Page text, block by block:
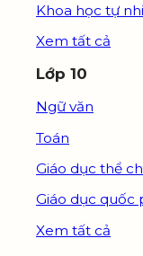
Khoa học tự
Xem tất cả
Lớp 10
Ngữ văn
Toán
Giáo dục thể
Giáo dục quốc
Xem tất cả